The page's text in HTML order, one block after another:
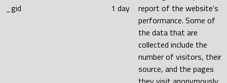
_gid 1 day
report of the website's
performance. Some of
the data that are
collected include the
number of visitors, their
source, and the pages